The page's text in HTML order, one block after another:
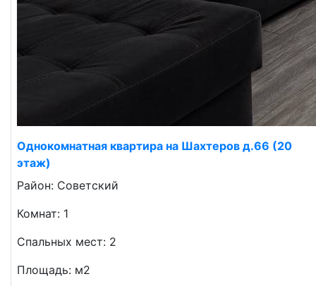
Однокомнатная квартира на Шахтеров д.66 (20
этаж)
Район: Советский
Комнат: 1
Спальных мест: 2
Площадь: м2